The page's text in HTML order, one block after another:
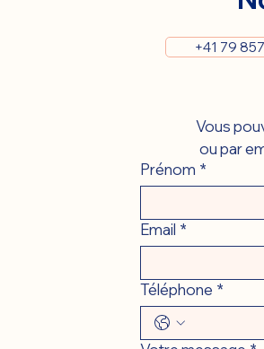
+41 79
Vous
ou par
Prénom *
Email *
Téléphone *